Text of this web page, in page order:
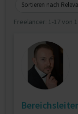
Sortieren nach
Freelancer: 1-17 von